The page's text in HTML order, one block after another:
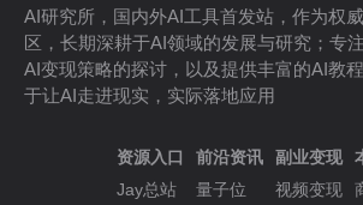
AI研究所，国内外AI工具首发站，作为权
区，长期深耕于AI领域的发展与研究；专
AI变现策略的探讨，以及提供丰富的AI教
于让AI走进现实，实际落地应用
资源入口
Jay总站
前沿资讯
量子位
副业变现
视频变现